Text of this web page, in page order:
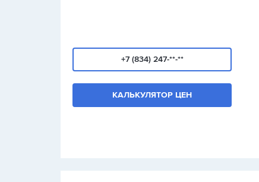
+7 (834) 247-**-**
КАЛЬКУЛЯТОР ЦЕН